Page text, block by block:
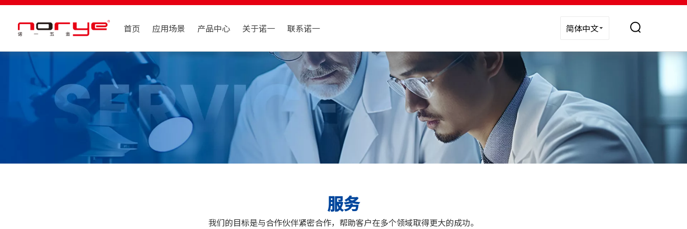
首页 应用场景 产品中心 关于诺一 联系诺一 简体中文
服务
我们的目标是与合作伙伴紧密合作，帮助客户在多个领域取得更大的成功。